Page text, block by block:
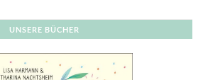
UNSERE BÜCHER